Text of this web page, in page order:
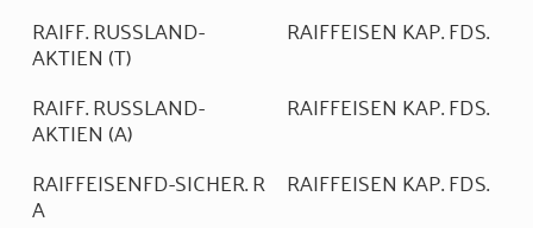
RAIFF. RUSSLAND-
AKTIEN (T)
RAIFFEISEN KAP. FDS.
RAIFF. RUSSLAND-
AKTIEN (A)
RAIFFEISEN KAP. FDS.
RAIFFEISENFD-SICHER. R
A
RAIFFEISEN KAP. FDS.